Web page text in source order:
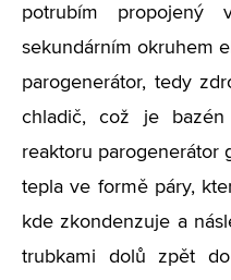
potrubím propojený
sekundárním okruhem
parogenerátor, tedy
chladič, což je
reaktoru parogenerátor
tepla ve formě páry,
kde zkondenzuje a
trubkami dolů zpět do